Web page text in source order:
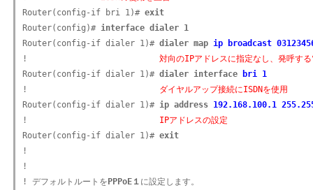
Router(config-if bri 1)# exit
Router(config)# interface dialer 1
Router(config-if dialer 1)# dialer map ip broadcast
! 対向のIPアドレスに指定なし、発呼す
Router(config-if dialer 1)# dialer interface
bri 1
! ダイヤルアップ接続にISDNを使用
Router(config-if dialer 1)# ip address 192.168.100.1
! IPアドレスの設定
Router(config-if dialer 1)# exit
!
!
! デフォルトルートを PPPoE１ に設定します。